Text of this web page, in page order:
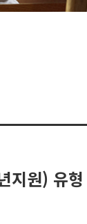
원) 유형